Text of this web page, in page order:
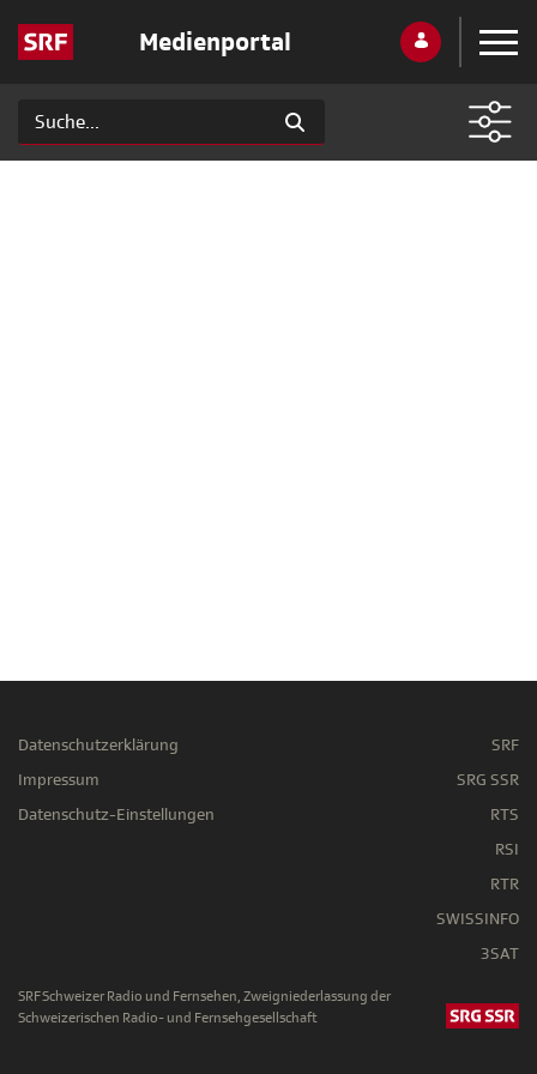
Medienportal
Datenschutzerklärung
Impressum
Datenschutz-Einstellungen
SRF
SRG SSR
RTS
RSI
RTR
SWISSINFO
3SAT
SRF Schweizer Radio und Fernsehen, Zweigniederlassung der
Schweizerischen Radio- und Fernsehgesellschaft